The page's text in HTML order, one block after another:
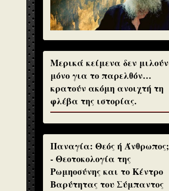
Μερικά κείμενα δεν μιλούν
μόνο για το παρελθόν…
κρατούν ακόμη ανοιχτή τη
φλέβα της ιστορίας.
Παναγία: Θεός ή Άνθρωπος;
- Θεοτοκολογία της
Ρωμηοσύνης και το Κέντρο
Βαρύτητας του Σύμπαντος